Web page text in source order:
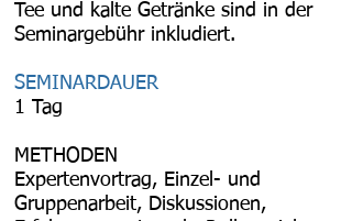
Tee und kalte Getränke sind in der
Seminargebühr inkludiert.
SEMINARDAUER
1 Tag
METHODEN
Expertenvortrag, Einzel- und
Gruppenarbeit, Diskussionen,